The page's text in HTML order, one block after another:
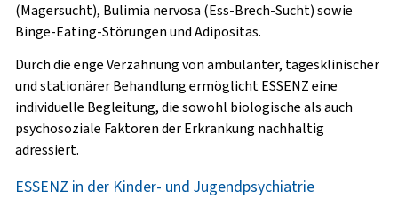
(Magersucht), Bulimia nervosa (Ess-Brech-Sucht) sowie
Binge-Eating-Störungen und Adipositas.
Durch die enge Verzahnung von ambulanter, tagesklinischer
und stationärer Behandlung ermöglicht ESSENZ eine
individuelle Begleitung, die sowohl biologische als auch
psychosoziale Faktoren der Erkrankung nachhaltig
adressiert.
ESSENZ in der Kinder- und Jugendpsychiatrie